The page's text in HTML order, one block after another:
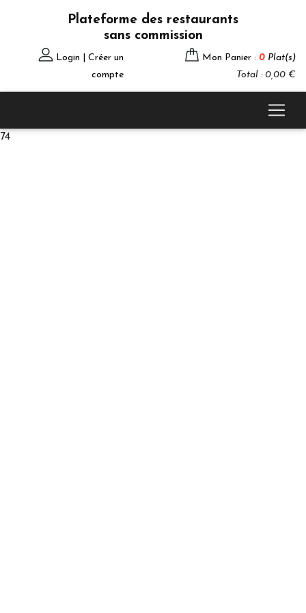
Plateforme des restaurants
sans commission
Login | Créer un
compte
Mon Panier : 0 Plat(s)
Total : 0,00 €
74